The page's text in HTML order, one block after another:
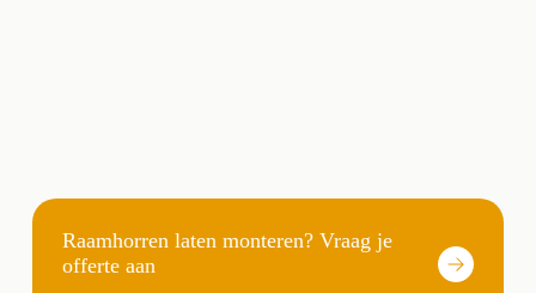
Raamhorren laten monteren? Vraag je
offerte aan